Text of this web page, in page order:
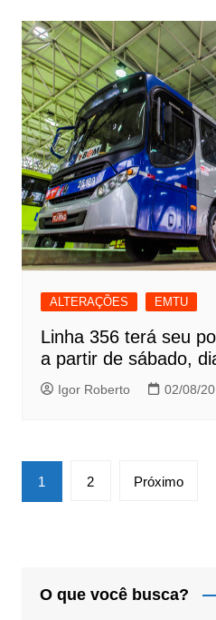
ALTERAÇÕES EMTU
Linha 356 terá seu
a partir de sábado,
Igor Roberto 02/08/
Paginação
de
1 2 Próximo
O que você busca?